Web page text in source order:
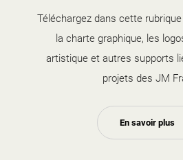
Téléchargez dans cette
la charte graphique, les
artistique et autres supports
projets des JM
En savoir plus